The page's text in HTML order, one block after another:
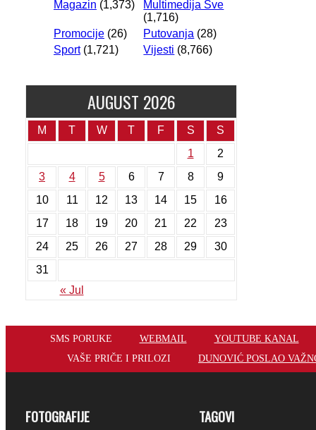
Magazin (1,373)
Multimedija Sve
(1,716)
Promocije (26) Putovanja (28)
Sport(1,721) Vijesti (8,766)
AUGUST 2026
M T W T F S S
« Jul
1
2
3
4 5 6 7 8
9
10
11 12 13 14 15
16
17
18 19 20 21 22
23
24
25 26 27 28 29
30
31
SMS PORUKE WEBMAIL
YOUTUBE KANAL
VAŠE PRIČE I PRILOZI
DUNOVIĆ POSLAO
FOTOGRAFIJE TAGOVI